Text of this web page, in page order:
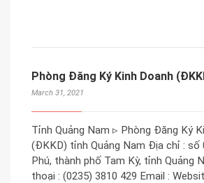
Phòng Đăng Ký Kinh Doanh
March 31, 2021
Tỉnh Quảng Nam ▹ Phòng Đăng Ký
(ĐKKD) tỉnh Quảng Nam Địa chỉ : số
Phú, thành phố Tam Kỳ, tỉnh Quảng
thoại : (0235) 3810 429 Email :